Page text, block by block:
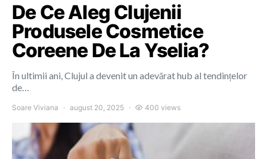
De Ce Aleg Clujenii
Produsele Cosmetice
Coreene De La Yselia?
În ultimii ani, Clujul a devenit un adevărat hub al tendințelor
de…
Soare Viviana august 20, 2025 400 views